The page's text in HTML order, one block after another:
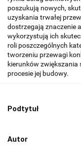
poszukują nowych,
uzyskania trwałej
dostrzegają znaczenie
wykorzystują ich
roli poszczególnych
tworzeniu przewagi
kierunków
procesie jej budowy.
Podtytuł
Autor